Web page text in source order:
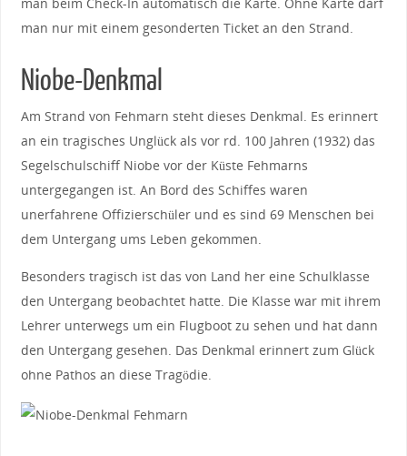
man nur mit einem gesonderten Ticket an den Strand.
Niobe-Denkmal
Am Strand von Fehmarn steht dieses Denkmal. Es erinnert
an ein tragisches Unglück als vor rd. 100 Jahren (1932) das
Segelschulschiff Niobe vor der Küste Fehmarns
untergegangen ist. An Bord des Schiffes waren
unerfahrene Offizierschüler und es sind 69 Menschen bei
dem Untergang ums Leben gekommen.
Besonders tragisch ist das von Land her eine Schulklasse
den Untergang beobachtet hatte. Die Klasse war mit ihrem
Lehrer unterwegs um ein Flugboot zu sehen und hat dann
den Untergang gesehen. Das Denkmal erinnert zum Glück
ohne Pathos an diese Tragödie.